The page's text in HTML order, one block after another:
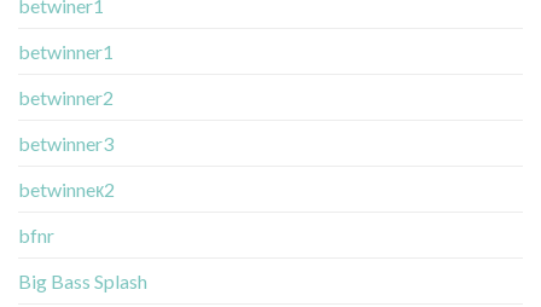
betwiner1
betwinner1
betwinner2
betwinner3
betwinneк2
bfnr
Big Bass Splash